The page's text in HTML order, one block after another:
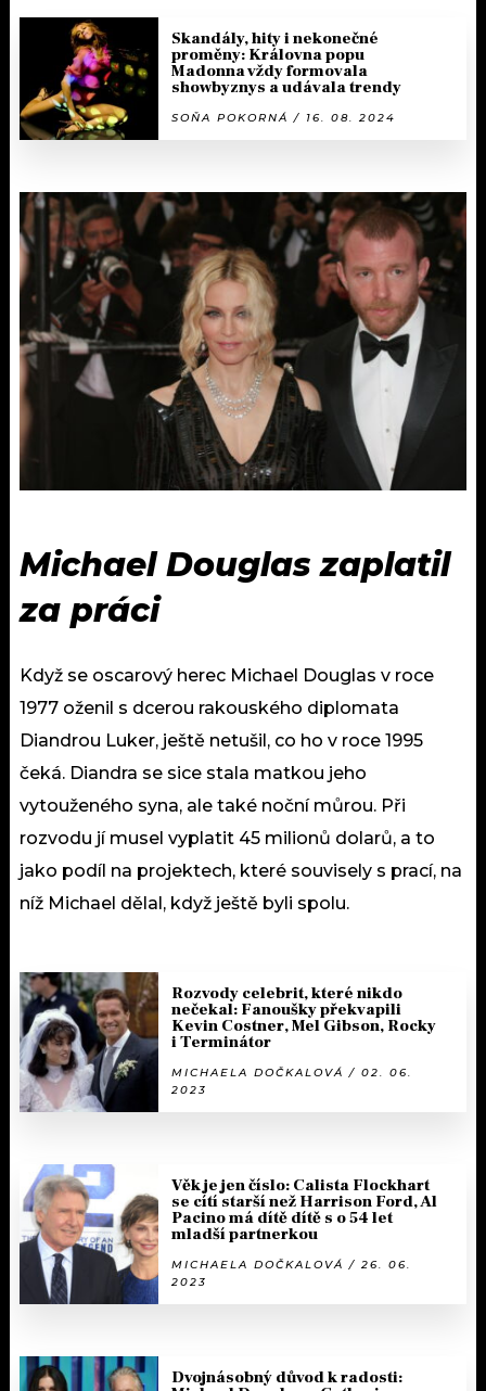
Skandály, hity i nekonečné
proměny: Královna popu
Madonna vždy formovala
showbyznys a udávala trendy
SOŇA POKORNÁ / 16. 08. 2024
Michael Douglas zaplatil
za práci
Když se oscarový herec Michael Douglas v roce
1977 oženil s dcerou rakouského diplomata
Diandrou Luker, ještě netušil, co ho v roce 1995
čeká. Diandra se sice stala matkou jeho
vytouženého syna, ale také noční můrou. Při
rozvodu jí musel vyplatit 45 milionů dolarů, a to
jako podíl na projektech, které souvisely s prací, na
níž Michael dělal, když ještě byli spolu.
Rozvody celebrit, které nikdo
nečekal: Fanoušky překvapili
Kevin Costner, Mel Gibson, Rocky
i Terminátor
MICHAELA DOČKALOVÁ / 02. 06.
2023
Věk je jen číslo: Calista Flockhart
se cítí starší než Harrison Ford, Al
Pacino má dítě dítě s o 54 let
mladší partnerkou
MICHAELA DOČKALOVÁ / 26. 06.
2023
Dvojnásobný důvod k radosti: